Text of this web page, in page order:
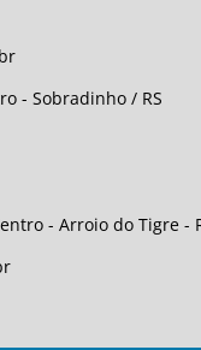
- Sobradinho / RS
- Arroio do Tigre -